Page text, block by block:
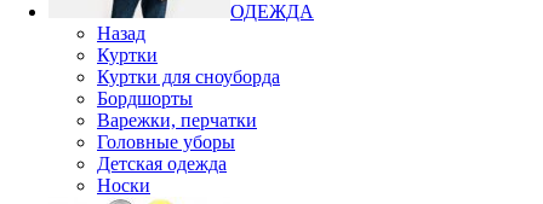
ОДЕЖДА
Назад
Куртки
Куртки для сноуборда
Бордшорты
Варежки, перчатки
Головные уборы
Детская одежда
Носки